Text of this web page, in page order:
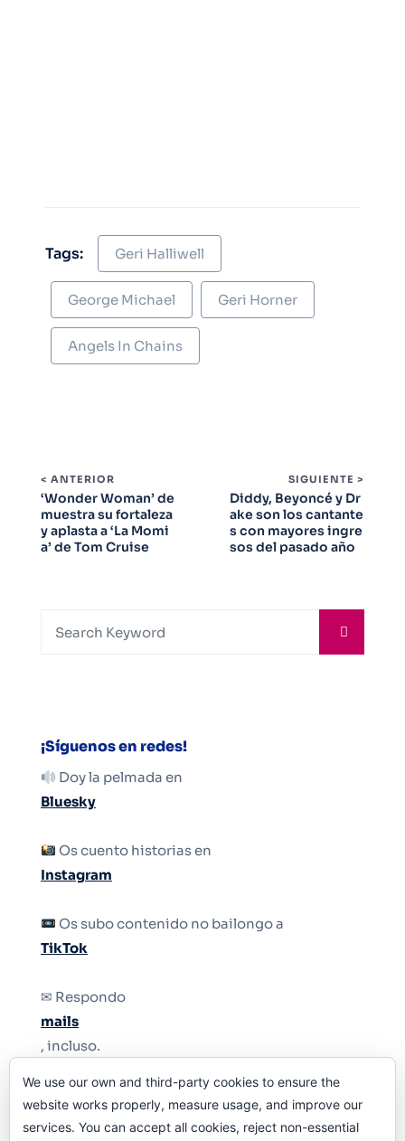
Tags: Geri Halliwell
George Michael Geri Horner
Angels In Chains
< ANTERIOR
‘Wonder Woman’ de
muestra su fortaleza
y aplasta a ‘La Momi
a’ de Tom Cruise
SIGUIENTE >
Diddy, Beyoncé y Dr
ake son los cantante
s con mayores ingre
sos del pasado año
¡Síguenos en redes!
Doy la pelmada en
Bluesky
Os cuento historias en
Instagram
Os subo contenido no bailongo a
TikTok
✉ Respondo
mails
, incluso.
Y si una persona no puede tener teléfono, que
le quiten el teléfono.
We use our own and third-party cookies to ensure the
website works properly, measure usage, and improve our
services. You can accept all cookies, reject non-essential